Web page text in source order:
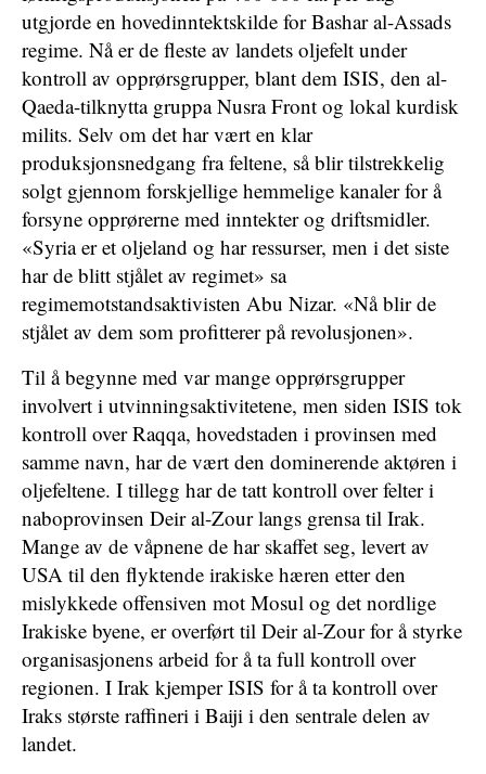
utgjorde en hovedinntektskilde for Bashar al-Assads
regime. Nå er de fleste av landets oljefelt under
kontroll av opprørsgrupper, blant dem ISIS, den al-
Qaeda-tilknytta gruppa Nusra Front og lokal kurdisk
milits. Selv om det har vært en klar
produksjonsnedgang fra feltene, så blir tilstrekkelig
solgt gjennom forskjellige hemmelige kanaler for å
forsyne opprørerne med inntekter og driftsmidler.
«Syria er et oljeland og har ressurser, men i det siste
har de blitt stjålet av regimet» sa
regimemotstandsaktivisten Abu Nizar. «Nå blir de
stjålet av dem som profitterer på revolusjonen».
Til å begynne med var mange opprørsgrupper
involvert i utvinningsaktivitetene, men siden ISIS tok
kontroll over Raqqa, hovedstaden i provinsen med
samme navn, har de vært den dominerende aktøren i
oljefeltene. I tillegg har de tatt kontroll over felter i
naboprovinsen Deir al-Zour langs grensa til Irak.
Mange av de våpnene de har skaffet seg, levert av
USA til den flyktende irakiske hæren etter den
mislykkede offensiven mot Mosul og det nordlige
Irakiske byene, er overført til Deir al-Zour for å styrke
organisasjonens arbeid for å ta full kontroll over
regionen. I Irak kjemper ISIS for å ta kontroll over
Iraks største raffineri i Baiji i den sentrale delen av
landet.